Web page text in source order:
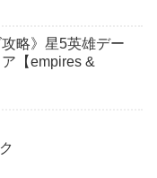
攻略》星5英雄デー
【empires &